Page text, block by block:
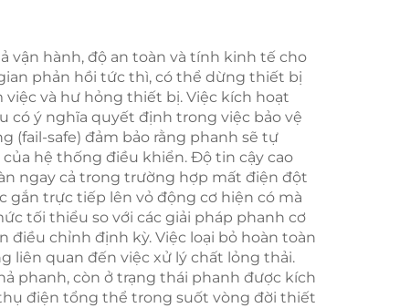
hành, độ an toàn và tính kinh tế cho
phản hồi tức thì, có thể dừng thiết bị
và hư hỏng thiết bị. Việc kích hoạt
có ý nghĩa quyết định trong việc bảo vệ
(fail-safe) đảm bảo rằng phanh sẽ tự
hệ thống điều khiển. Độ tin cậy cao
ngay cả trong trường hợp mất điện đột
trực tiếp lên vỏ động cơ hiện có mà
tối thiểu so với các giải pháp phanh cơ
chỉnh định kỳ. Việc loại bỏ hoàn toàn
liên quan đến việc xử lý chất lỏng thải.
phanh, còn ở trạng thái phanh được kích
điện tổng thể trong suốt vòng đời thiết